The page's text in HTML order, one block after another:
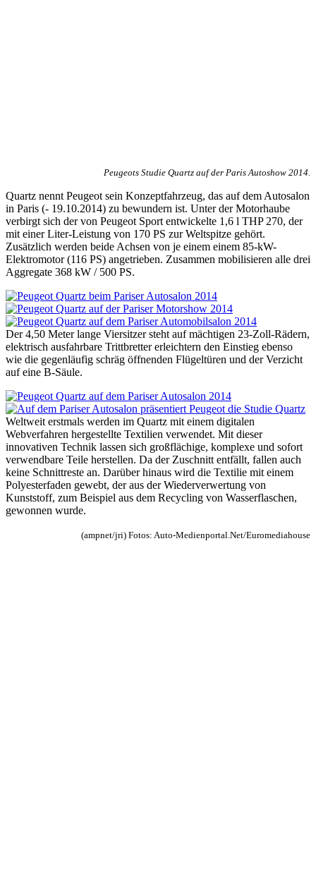
Peugeots Studie Quartz auf der Paris Autoshow 2014.
Quartz nennt Peugeot sein Konzeptfahrzeug, das auf dem Autosalon
in Paris (- 19.10.2014) zu bewundern ist. Unter der Motorhaube
verbirgt sich der von Peugeot Sport entwickelte 1,6 l THP 270, der
mit einer Liter-Leistung von 170 PS zur Weltspitze gehört.
Zusätzlich werden beide Achsen von je einem einem 85-kW-
Elektromotor (116 PS) angetrieben. Zusammen mobilisieren alle drei
Aggregate 368 kW / 500 PS.
Der 4,50 Meter lange Viersitzer steht auf mächtigen 23-Zoll-Rädern,
elektrisch ausfahrbare Trittbretter erleichtern den Einstieg ebenso
wie die gegenläufig schräg öffnenden Flügeltüren und der Verzicht
auf eine B-Säule.
Weltweit erstmals werden im Quartz mit einem digitalen
Webverfahren hergestellte Textilien verwendet. Mit dieser
innovativen Technik lassen sich großflächige, komplexe und sofort
verwendbare Teile herstellen. Da der Zuschnitt entfällt, fallen auch
keine Schnittreste an. Darüber hinaus wird die Textilie mit einem
Polyesterfaden gewebt, der aus der Wiederverwertung von
Kunststoff, zum Beispiel aus dem Recycling von Wasserflaschen,
gewonnen wurde.
(ampnet/jri) Fotos: Auto-Medienportal.Net/Euromediahouse